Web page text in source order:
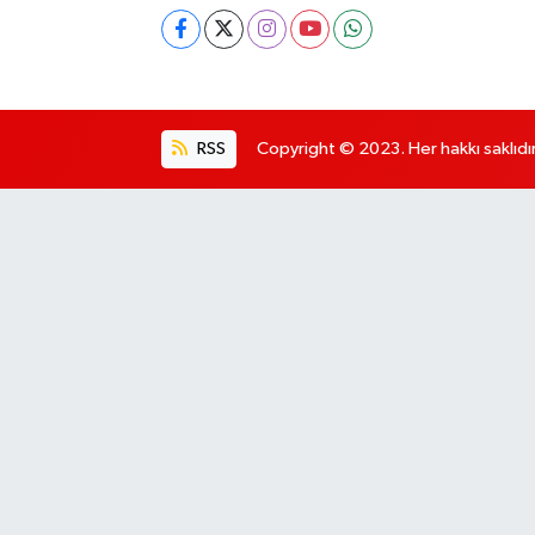
RSS Copyright © 2023. Her hakkı